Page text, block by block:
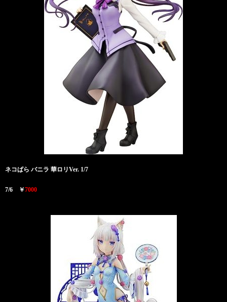
ネコぱら バニラ 華ロリVer. 1/7
7/6 ￥7000